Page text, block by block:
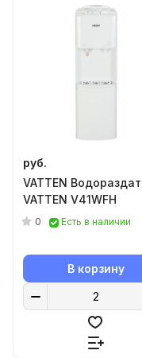
руб.
VATTEN
VATTEN V41WFH
0 Есть в наличии
В корзину